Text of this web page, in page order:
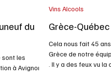
du
sont les
à Avignon
Grèce-
Cela nous fait 45
Grèce de notre
. Il y a des feux vu
Vins Alcools